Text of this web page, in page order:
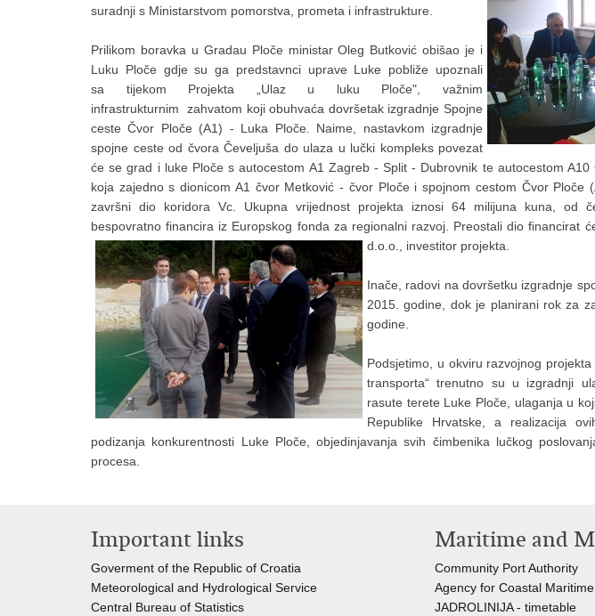
suradnji s Ministarstvom pomorstva, prometa i infrastrukture.
Prilikom boravka u Gradau Ploče ministar Oleg Butković obišao je i
Luku Ploče gdje su ga predstavnci uprave Luke pobliže upoznali
sa tijekom Projekta „Ulaz u luku Ploče", važnim
infrastrukturnim zahvatom koji obuhvaća dovršetak izgradnje Spojne
ceste Čvor Ploče (A1) - Luka Ploče. Naime, nastavkom izgradnje
spojne ceste od čvora Čeveljuša do ulaza u lučki kompleks povezat
će se grad i luke Ploče s autocestom A1 Zagreb - Split - Dubrovnik te autocestom A10
koja zajedno s dionicom A1 čvor Metković - čvor Ploče i spojnom cestom Čvor Ploče
završni dio koridora Vc. Ukupna vrijednost projekta iznosi 64 milijuna kuna, od
bespovratno financira iz Europskog fonda za regionalni razvoj. Preostali dio financirat
d.o.o., investitor projekta.
Inače, radovi na dovršetku izgradnje
2015. godine, dok je planirani rok za
godine.
Podsjetimo, u okviru razvojnog
transporta“ trenutno su u izgradnji
rasute terete Luke Ploče, ulaganja u
Republike Hrvatske, a realizacija
podizanja konkurentnosti Luke Ploče, objedinjavanja svih čimbenika lučkog
procesa.
Important links
Goverment of the Republic of Croatia
Meteorological and Hydrological Service
Central Bureau of Statistics
Maritime and
Community Port Authority
Agency for Coastal
JADROLINIJA - timetable